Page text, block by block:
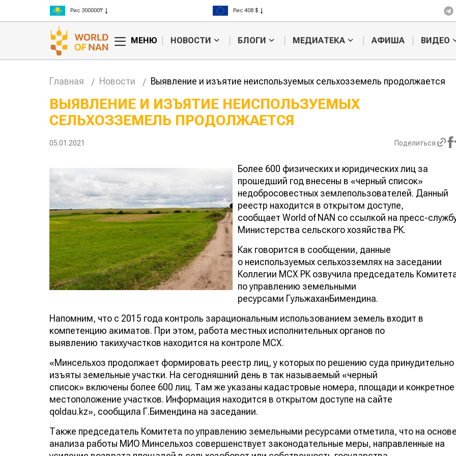
Пшеница 3 класс 125000₸
Пшеница 423 $
МЕНЮ НОВОСТИ БЛОГИ МЕДИАТЕКА АФИША ВИДЕО
Главная Новости Выявление и изъятие неиспользуемых сельхозземель продолжается
ВЫЯВЛЕНИЕ И ИЗЪЯТИЕ НЕИСПОЛЬЗУЕМЫХ
СЕЛЬХОЗЗЕМЕЛЬ ПРОДОЛЖАЕТСЯ
05.01.2021 Поделиться
Более 600 физических и юридических лиц за
прошедший год внесены в «черный список»
недобросовестных землепользователей. Данный
реестр находится в открытом доступе,
сообщает World of NAN со ссылкой на пресс-
Министерства сельского хозяйства РК.
Как говорится в сообщении, данные
о неиспользуемых сельхозземлях на заседании
Коллегии МСХ РК озвучила председатель
по управлению земельными
ресурсами ГульжаханБимендина.
Напомним, что с 2015 года контроль зарациональным использованием земель входит в
компетенцию акиматов. При этом, работа местных исполнительных органов по
выявлению такихучастков находится на контроле МСХ.
«Минсельхоз продолжает формировать реестр лиц, у которых по решению суда принудительно
изъяты земельные участки. На сегодняшний день в так называемый «черный
список» включены более 600 лиц. Там же указаны кадастровые номера, площади и конкретное
местоположение участков. Информация находится в открытом доступе на сайте
qoldau.kz», сообщила Г.Бимендина на заседании.
Также председатель Комитета по управлению земельными ресурсами отметила, что на
анализа работы МИО Минсельхоз совершенствует законодательные меры, направленные на
Кыргызстан обошел
Казахстан по темпам роста сельского
экспорте чечевицы